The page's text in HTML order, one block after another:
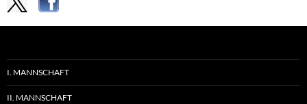
I. MANNSCHAFT
II. MANNSCHAFT